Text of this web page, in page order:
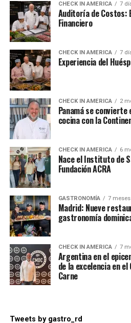
CHECK IN AMERICA 7
Auditoría de Costos:
Financiero
CHECK IN AMERICA 7
Experiencia del
CHECK IN AMERICA 2
Panamá se
cocina con la
CHECK IN AMERICA 6
Nace el Instituto de
Fundación ACRA
GASTRONOMÍA 7
Madrid: Nueve
gastronomía
CHECK IN AMERICA 7
Argentina en el
de la excelencia en
Carne
Tweets by gastro_rd